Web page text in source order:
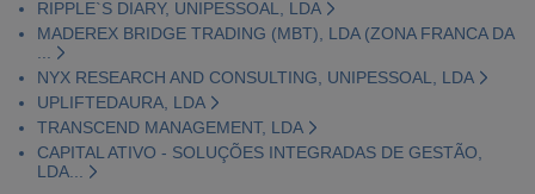
RIPPLE`S DIARY, UNIPESSOAL, LDA
MADEREX BRIDGE TRADING (MBT), LDA (ZONA FRANCA DA
NYX RESEARCH AND CONSULTING, UNIPESSOAL, LDA
UPLIFTEDAURA, LDA
TRANSCEND MANAGEMENT, LDA
CAPITAL ATIVO - SOLUÇÕES INTEGRADAS DE GESTÃO,
LDA...